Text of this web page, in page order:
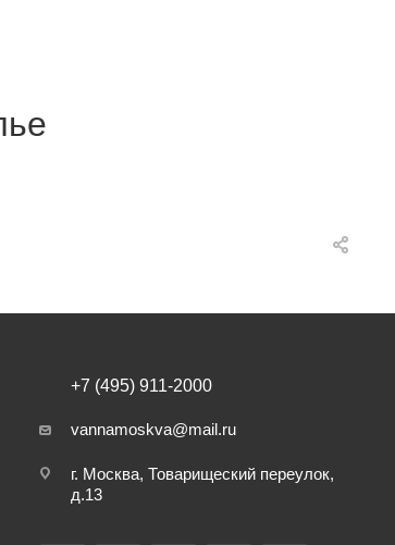
+7 (495) 911-2000
vannamoskva@mail.ru
г. Москва, Товарищеский переулок,
д.13